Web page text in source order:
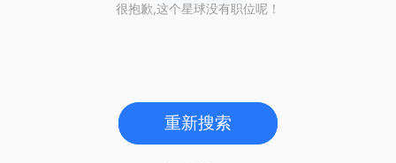
很抱歉,这个星球没有职位呢！
重新搜索